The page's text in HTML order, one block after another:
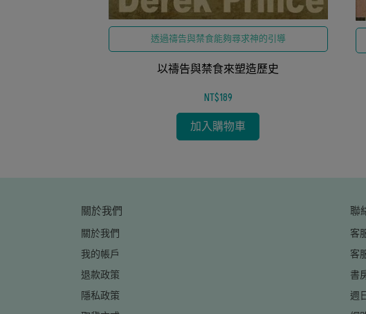
透過禱告與禁食能夠尋求神的引導
以禱告與禁食來塑造歷史
NT$189
加入購物車
關於我們
關於我們
我的帳戶
退款政策
隱私政策
聯
客
客
書
週